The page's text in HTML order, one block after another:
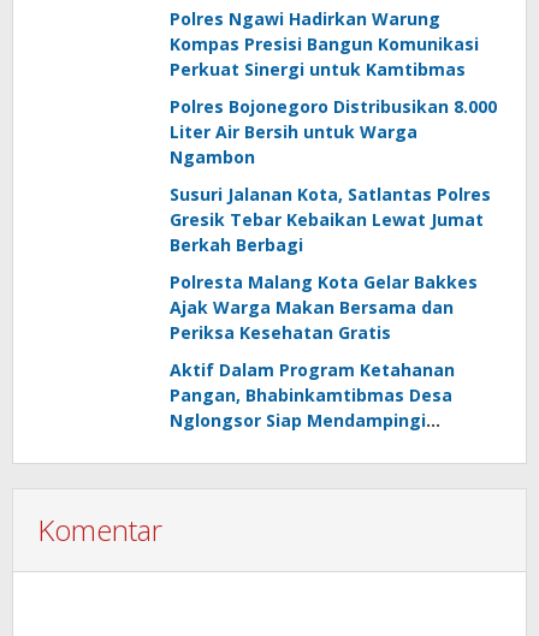
Polres Ngawi Hadirkan Warung
Kompas Presisi Bangun Komunikasi
Perkuat Sinergi untuk Kamtibmas
Polres Bojonegoro Distribusikan 8.000
Liter Air Bersih untuk Warga
Ngambon
Susuri Jalanan Kota, Satlantas Polres
Gresik Tebar Kebaikan Lewat Jumat
Berkah Berbagi
Polresta Malang Kota Gelar Bakkes
Ajak Warga Makan Bersama dan
Periksa Kesehatan Gratis
Aktif Dalam Program Ketahanan
Pangan, Bhabinkamtibmas Desa
Nglongsor Siap Mendampingi
Komentar